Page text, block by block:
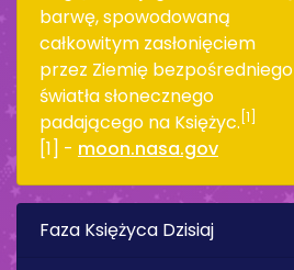
barwę, spowodowaną
całkowitym zasłonięciem
przez Ziemię bezpośredniego
światła słonecznego
padającego na Księżyc. [1]
[1] - moon.nasa.gov
Faza Księżyca Dzisiaj